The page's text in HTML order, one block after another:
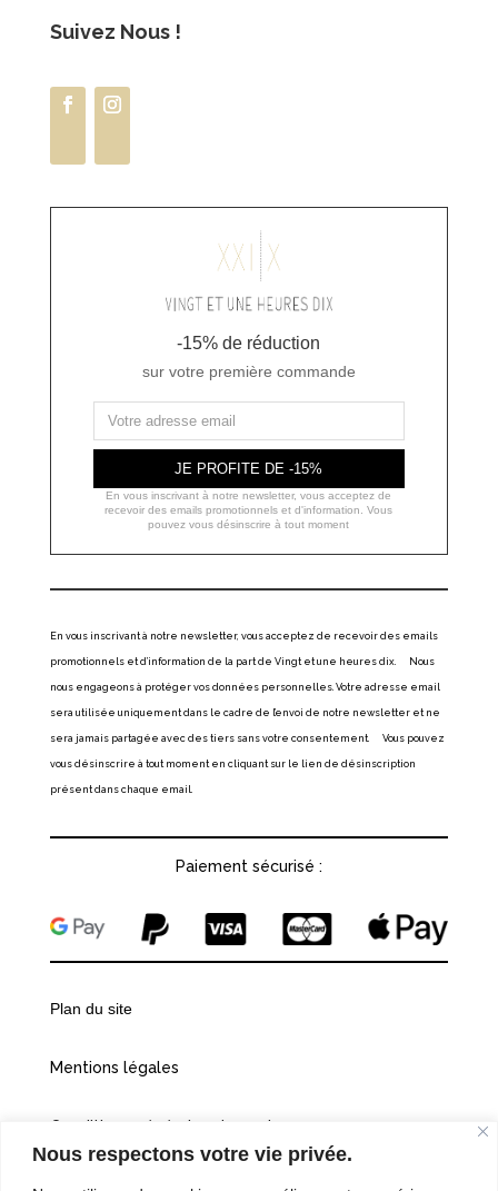
Nous respectons votre vie privée.
Suivez Nous !
-15% de réduction
sur votre première commande
JE PROFITE DE -15%
En vous inscrivant à notre newsletter, vous acceptez de
recevoir des emails promotionnels et d'information. Vous
pouvez vous désinscrire à tout moment
En vous inscrivant à notre newsletter, vous acceptez de recevoir des emails
promotionnels et d’information de la part de Vingt et une heures dix. Nous
nous engageons à protéger vos données personnelles. Votre adresse email
sera utilisée uniquement dans le cadre de l’envoi de notre newsletter et ne
sera jamais partagée avec des tiers sans votre consentement. Vous pouvez
vous désinscrire à tout moment en cliquant sur le lien de désinscription
présent dans chaque email.
Paiement sécurisé :
Plan du site
Mentions légales
Conditions générales de vente
Politiques de confidentialité